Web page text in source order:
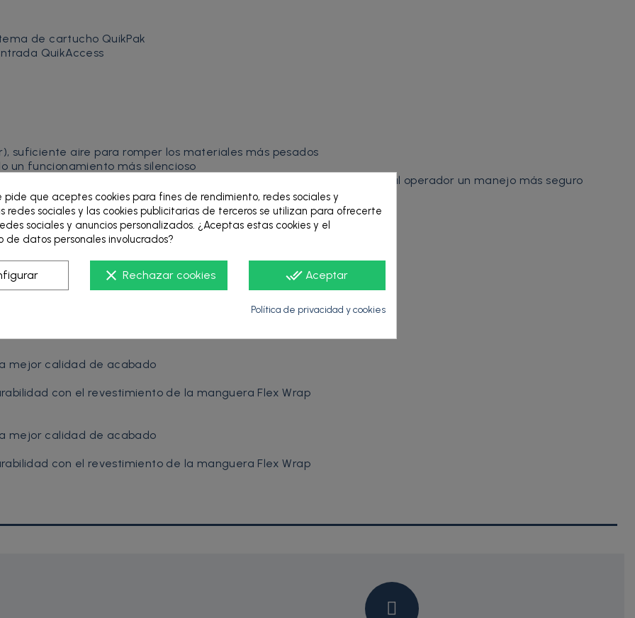
de cartucho QuikPak
QuikAccess
suficiente aire para romper los materiales más pesados
un funcionamiento más silencioso
aire, lo que prolonga la vida útil de los componentes críticos y brinda al operador un manejo más seguro
superiores
mejor calidad de acabado
con el revestimiento de la manguera Flex Wrap
mejor calidad de acabado
con el revestimiento de la manguera Flex Wrap
que aceptes cookies para fines de rendimiento, redes sociales y
redes sociales y las cookies publicitarias de terceros se utilizan para ofrecerte
sociales y anuncios personalizados. ¿Aceptas estas cookies y el
de datos personales involucrados?
done_all Aceptar
clear Rechazar cookies
Política de privacidad y cookies